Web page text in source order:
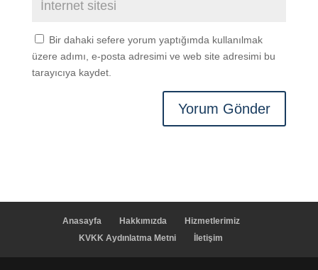
Bir dahaki sefere yorum yaptığımda kullanılmak
üzere adımı, e-posta adresimi ve web site adresimi bu
tarayıcıya kaydet.
Anasayfa Hakkımızda
Hizmetlerimiz
KVKK Aydınlatma Metni
İletişim